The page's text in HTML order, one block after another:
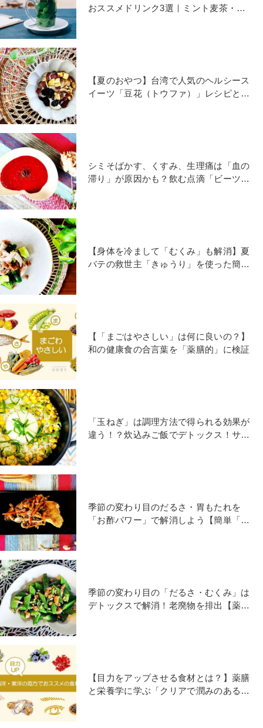
おススメドリンク3選｜ミント麦茶・ミ
【夏のおやつ】台湾で人気のヘルシース
イーツ「豆花（トウファ）」レシピと薬
シミそばかす、くすみ、生理痛は「血の
滞り」が原因かも？飲む点滴「ビーツス
【身体を冷まして「むくみ」も解消】夏
バテの救世主「きゅうり」を使った簡単
【「まごはやさしい」は何に良いの？】
和の健康食の合言葉を「薬膳的」に検証
「玉ねぎ」は調理方法で得られる効果が
違う！？炊込みご飯でデトックス！サラ
季節の変わり目のだるさ・胃もたれを
「お酢パワー」で解消しよう【簡単「薬
季節の変わり目の「だるさ・むくみ」は
デトックスで解消！老廃物を排出【薬膳
【目力をアップさせる食材とは？】薬膳
と栄養学に学ぶ「クリアで潤みのある